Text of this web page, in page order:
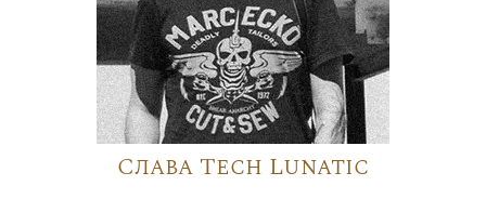
Слава Tech Lunatic